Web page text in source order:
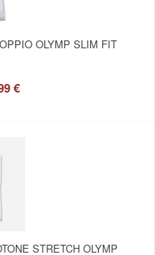
OLYMP SLIM FIT
€
STRETCH OLYMP